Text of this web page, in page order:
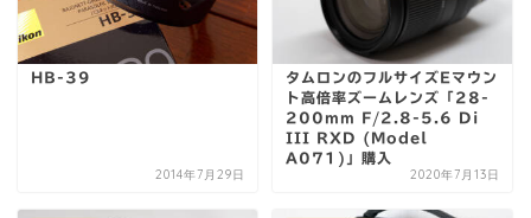
HB-39
2014年7月29日
タムロンのフルサイズEマウン
ト高倍率ズームレンズ「28-
200mm F/2.8-5.6 Di
III RXD (Model
A071)」購入
2020年7月13日